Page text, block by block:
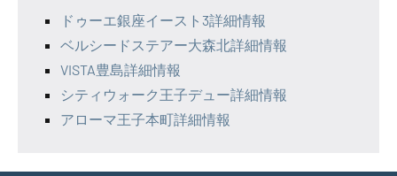
ドゥーエ銀座イースト3詳細情報
ベルシードステアー大森北詳細情報
VISTA豊島詳細情報
シティウォーク王子デュー詳細情報
アローマ王子本町詳細情報